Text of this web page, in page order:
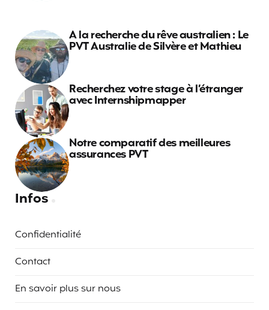
A la recherche du rêve australien : Le
PVT Australie de Silvère et Mathieu
Recherchez votre stage à l’étranger
avec Internshipmapper
Notre comparatif des meilleures
assurances PVT
Infos
Confidentialité
Contact
En savoir plus sur nous